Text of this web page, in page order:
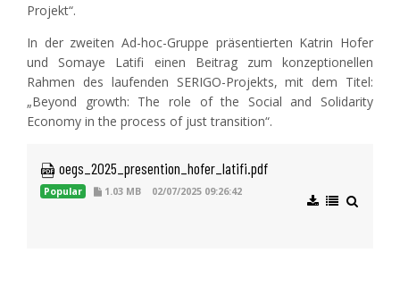
Projekt“.
In der zweiten Ad-hoc-Gruppe präsentierten Katrin Hofer
und Somaye Latifi einen Beitrag zum konzeptionellen
Rahmen des laufenden SERIGO-Projekts, mit dem Titel:
„Beyond growth: The role of the Social and Solidarity
Economy in the process of just transition“.
oegs_2025_presention_hofer_latifi.pdf
Popular 1.03 MB 02/07/2025 09:26:42